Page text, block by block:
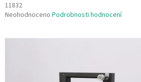
11832
Průměrné
Neohodnoceno Podrobnosti hodnocení